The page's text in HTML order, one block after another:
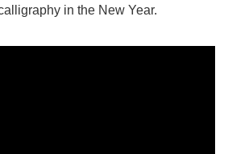
in the New Year.